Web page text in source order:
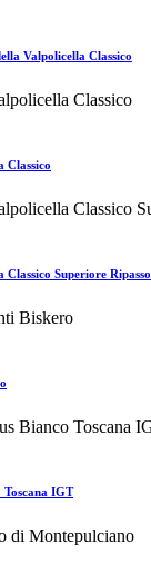
Valpolicella Classico
Classico
Superiore Ripasso
IGT